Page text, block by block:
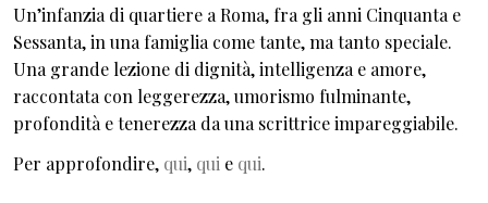
Un’infanzia di quartiere a Roma, fra gli anni Cinquanta e
Sessanta, in una famiglia come tante, ma tanto speciale.
Una grande lezione di dignità, intelligenza e amore,
raccontata con leggerezza, umorismo fulminante,
profondità e tenerezza da una scrittrice impareggiabile.
Per approfondire, qui, qui e qui.